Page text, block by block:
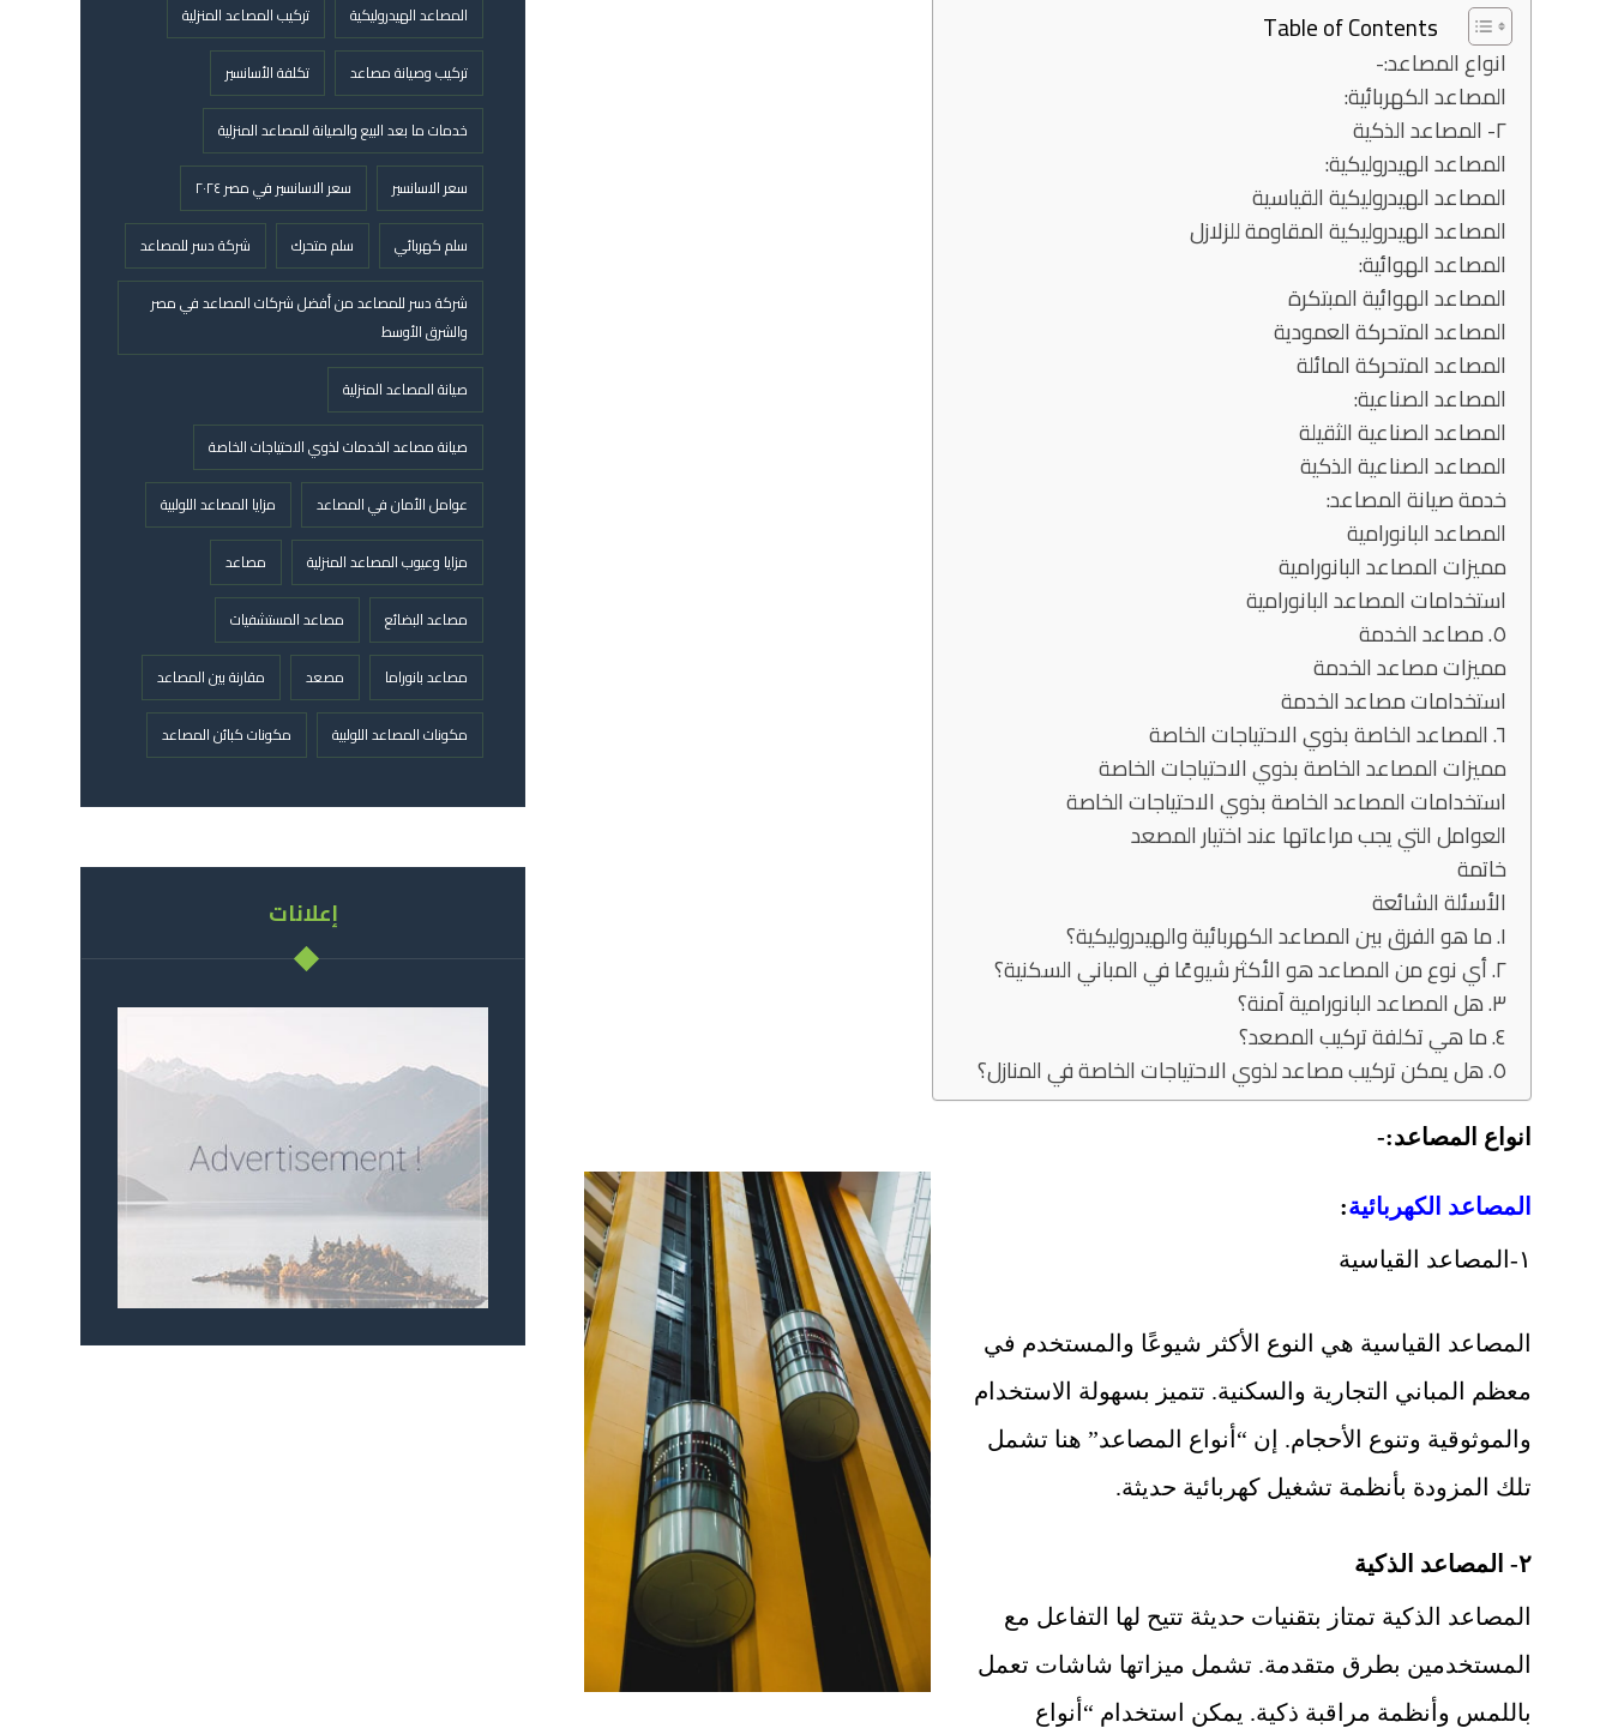
Table of Contents
انواع المصاعد:-
المصاعد الكهربائية:
٢- المصاعد الذكية
المصاعد الهيدروليكية:
المصاعد الهيدروليكية القياسية
المصاعد الهيدروليكية المقاومة للزلازل
المصاعد الهوائية:
المصاعد الهوائية المبتكرة
المصاعد المتحركة العمودية
المصاعد المتحركة المائلة
المصاعد الصناعية:
المصاعد الصناعية الثقيلة
المصاعد الصناعية الذكية
خدمة صيانة المصاعد:
المصاعد البانورامية
مميزات المصاعد البانورامية
استخدامات المصاعد البانورامية
٥. مصاعد الخدمة
مميزات مصاعد الخدمة
استخدامات مصاعد الخدمة
٦. المصاعد الخاصة بذوي الاحتياجات الخاصة
مميزات المصاعد الخاصة بذوي الاحتياجات الخاصة
استخدامات المصاعد الخاصة بذوي الاحتياجات الخاصة
العوامل التي يجب مراعاتها عند اختيار المصعد
خاتمة
الأسئلة الشائعة
١. ما هو الفرق بين المصاعد الكهربائية والهيدروليكية؟
٢. أي نوع من المصاعد هو الأكثر شيوعًا في المباني السكنية؟
٣. هل المصاعد البانورامية آمنة؟
٤. ما هي تكلفة تركيب المصعد؟
٥. هل يمكن تركيب مصاعد لذوي الاحتياجات الخاصة في المنازل؟
انواع المصاعد:-
المصاعد الكهربائية:
١-المصاعد القياسية
المصاعد القياسية هي النوع الأكثر شيوعًا والمستخدم في
معظم المباني التجارية والسكنية. تتميز بسهولة الاستخدام
والموثوقية وتنوع الأحجام. إن “أنواع المصاعد” هنا تشمل
تلك المزودة بأنظمة تشغيل كهربائية حديثة.
٢- المصاعد الذكية
المصاعد الذكية تمتاز بتقنيات حديثة تتيح لها التفاعل مع
المستخدمين بطرق متقدمة. تشمل ميزاتها شاشات تعمل
باللمس وأنظمة مراقبة ذكية. يمكن استخدام “أنواع
المصاعد الهيدروليكية تركيب المصاعد المنزلية
تركيب وصيانة مصاعد تكلفة الأسانسير
خدمات ما بعد البيع والصيانة للمصاعد المنزلية
سعر الاسانسير سعر الاسانسير في مصر ٢٠٢٤
سلم كهربائي سلم متحرك شركة دسر للمصاعد
شركة دسر للمصاعد من أفضل شركات المصاعد في مصر
والشرق الأوسط
صيانة المصاعد المنزلية
صيانة مصاعد الخدمات لذوي الاحتياجات الخاصة
عوامل الأمان في المصاعد مزايا المصاعد اللولبية
مزايا وعيوب المصاعد المنزلية مصاعد
مصاعد البضائع مصاعد المستشفيات
مصاعد بانوراما مصعد مقارنة بين المصاعد
مكونات المصاعد اللولبية مكونات كبائن المصاعد
إعلانات